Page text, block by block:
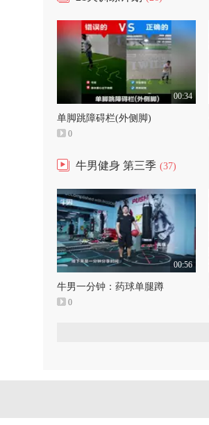
00:34
单脚跳障碍栏(外侧脚)
0
牛男健身 第三季 (37)
00:56
牛男一分钟：药球单腿蹲
0